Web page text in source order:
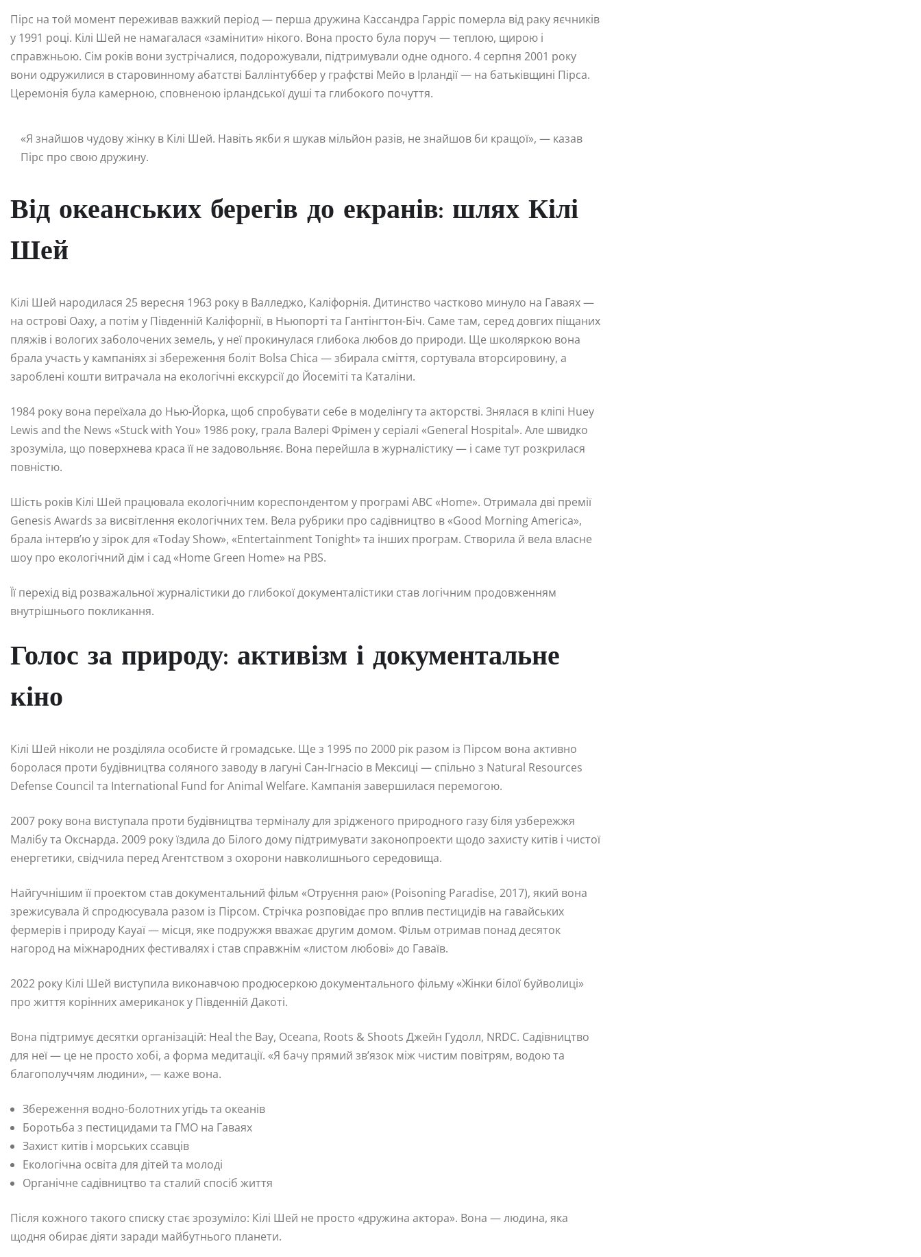
Пірс на той момент переживав важкий період — перша дружина Кассандра Гарріс померла від раку яєчників
у 1991 році. Кілі Шей не намагалася «замінити» нікого. Вона просто була поруч — теплою, щирою і
справжньою. Сім років вони зустрічалися, подорожували, підтримували одне одного. 4 серпня 2001 року
вони одружилися в старовинному абатстві Баллінтуббер у графстві Мейо в Ірландії — на батьківщині Пірса.
Церемонія була камерною, сповненою ірландської душі та глибокого почуття.
«Я знайшов чудову жінку в Кілі Шей. Навіть якби я шукав мільйон разів, не знайшов би кращої», — казав
Пірс про свою дружину.
Від океанських берегів до екранів: шлях Кілі
Шей
Кілі Шей народилася 25 вересня 1963 року в Валледжо, Каліфорнія. Дитинство частково минуло на Гаваях —
на острові Оаху, а потім у Південній Каліфорнії, в Ньюпорті та Гантінгтон-Біч. Саме там, серед довгих піщаних
пляжів і вологих заболочених земель, у неї прокинулася глибока любов до природи. Ще школяркою вона
брала участь у кампаніях зі збереження боліт Bolsa Chica — збирала сміття, сортувала вторсировину, а
зароблені кошти витрачала на екологічні екскурсії до Йосеміті та Каталіни.
1984 року вона переїхала до Нью-Йорка, щоб спробувати себе в моделінгу та акторстві. Знялася в кліпі Huey
Lewis and the News «Stuck with You» 1986 року, грала Валері Фрімен у серіалі «General Hospital». Але швидко
зрозуміла, що поверхнева краса її не задовольняє. Вона перейшла в журналістику — і саме тут розкрилася
повністю.
Шість років Кілі Шей працювала екологічним кореспондентом у програмі ABC «Home». Отримала дві премії
Genesis Awards за висвітлення екологічних тем. Вела рубрики про садівництво в «Good Morning America»,
брала інтерв’ю у зірок для «Today Show», «Entertainment Tonight» та інших програм. Створила й вела власне
шоу про екологічний дім і сад «Home Green Home» на PBS.
Її перехід від розважальної журналістики до глибокої документалістики став логічним продовженням
внутрішнього покликання.
Голос за природу: активізм і документальне
кіно
Кілі Шей ніколи не розділяла особисте й громадське. Ще з 1995 по 2000 рік разом із Пірсом вона активно
боролася проти будівництва соляного заводу в лагуні Сан-Ігнасіо в Мексиці — спільно з Natural Resources
Defense Council та International Fund for Animal Welfare. Кампанія завершилася перемогою.
2007 року вона виступала проти будівництва терміналу для зрідженого природного газу біля узбережжя
Малібу та Окснарда. 2009 року їздила до Білого дому підтримувати законопроекти щодо захисту китів і чистої
енергетики, свідчила перед Агентством з охорони навколишнього середовища.
Найгучнішим її проектом став документальний фільм «Отруєння раю» (Poisoning Paradise, 2017), який вона
зрежисувала й спродюсувала разом із Пірсом. Стрічка розповідає про вплив пестицидів на гавайських
фермерів і природу Кауаї — місця, яке подружжя вважає другим домом. Фільм отримав понад десяток
нагород на міжнародних фестивалях і став справжнім «листом любові» до Гаваїв.
2022 року Кілі Шей виступила виконавчою продюсеркою документального фільму «Жінки білої буйволиці»
про життя корінних американок у Південній Дакоті.
Вона підтримує десятки організацій: Heal the Bay, Oceana, Roots & Shoots Джейн Гудолл, NRDC. Садівництво
для неї — це не просто хобі, а форма медитації. «Я бачу прямий зв’язок між чистим повітрям, водою та
благополуччям людини», — каже вона.
Збереження водно-болотних угідь та океанів
Боротьба з пестицидами та ГМО на Гаваях
Захист китів і морських ссавців
Екологічна освіта для дітей та молоді
Органічне садівництво та сталий спосіб життя
Після кожного такого списку стає зрозуміло: Кілі Шей не просто «дружина актора». Вона — людина, яка
щодня обирає діяти заради майбутнього планети.